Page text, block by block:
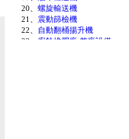
20、 螺旋輸送機
21、 震動篩檢機
22、 自動翻桶揚升機
23、 廚餘堆肥廠-整廠設備